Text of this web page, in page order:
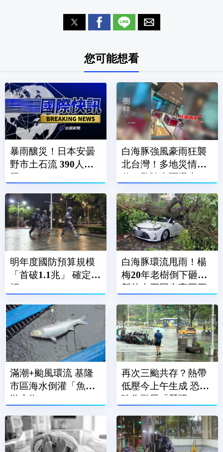
您可能想看
暴雨釀災！日本安曇
野市土石流 390人受
困
白海豚強風豪雨狂襲
北台灣！多地災情頻
傳 驚險畫面曝光
明年度國防預算規模
「首破1.1兆」 確定達
標GDP 3%！
白海豚環流甩雨！楊
梅20年老樹倒下砸車
新竹尖石同車高巨石
滿潮+颱風環流 基隆
市區海水倒灌「魚兒
游上街」
再次三颱共存？熱帶
低壓今上午生成 恐增
強為颱風「琵鷺」